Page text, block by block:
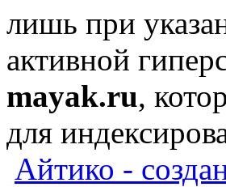
лишь при
активной
mayak.ru,
для
Айтико -